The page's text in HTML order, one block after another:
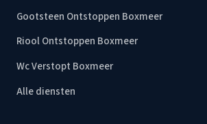
Gootsteen Ontstoppen Boxmeer
Riool Ontstoppen Boxmeer
Wc Verstopt Boxmeer
Alle diensten